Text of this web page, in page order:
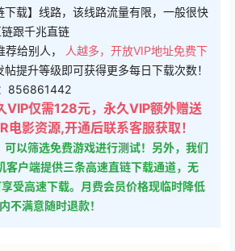
载】线路，该线路流量有限，一般很快
跟千兆直链
给别人，
人越多，开放VIP地址免费下
帖提升等级即可获得更多每日下载次数！
856861442
VIP仅需128元，永久VIP额外赠送
电影资源,开通后联系客服获取！
可以筛选免费游戏进行测试！另外，我们
客户端提供三条高速直链下载通道，无
受高速下载。月费会员价格现临时降低
不满意随时退款！